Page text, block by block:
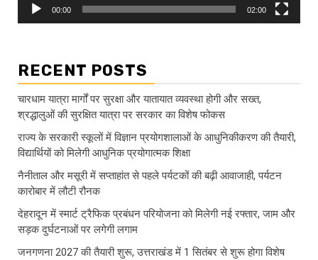
00:00 02:00
RECENT POSTS
चारधाम यात्रा मार्गों पर सुरक्षा और यातायात व्यवस्था होगी और सख्त,
श्रद्धालुओं की सुरक्षित यात्रा पर सरकार का विशेष फोकस
राज्य के सरकारी स्कूलों में विज्ञान प्रयोगशालाओं के आधुनिकीकरण की तैयारी,
विद्यार्थियों को मिलेगी आधुनिक प्रयोगात्मक शिक्षा
नैनीताल और मसूरी में सप्ताहांत से पहले पर्यटकों की बढ़ी आवाजाही, पर्यटन
कारोबार में लौटी रौनक
देहरादून में स्मार्ट ट्रैफिक प्रबंधन परियोजना को मिलेगी नई रफ्तार, जाम और
सड़क दुर्घटनाओं पर लगेगी लगाम
जनगणना 2027 की तैयारी शुरू, उत्तराखंड में 1 सितंबर से शुरू होगा विशेष